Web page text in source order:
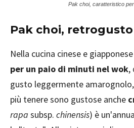
Pak choi, caratteristico
Pak choi,
Nella cucina cinese e
per un paio di minuti nel wok,
gusto leggermente
più tenere sono gustose anche
rapa subsp. chinensis) è